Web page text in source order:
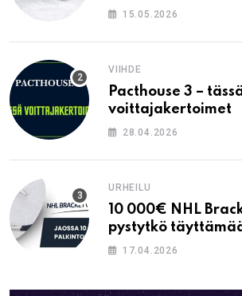
15.05.2026
VIIHDE
Pacthouse 3 –
voittajakertoimet
28.04.2026
URHEILU
10 000€ NHL
pystytkö
oikein?
17.04.2026